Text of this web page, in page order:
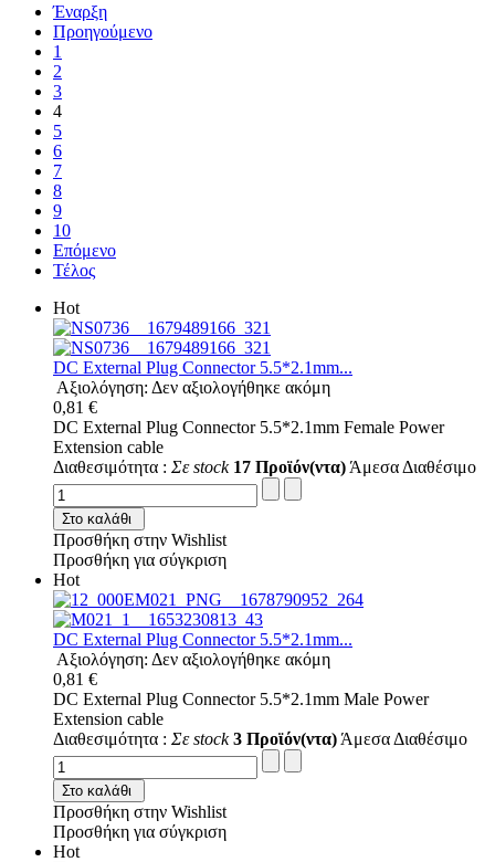
Έναρξη
Προηγούμενο
1
2
3
4
5
6
7
8
9
10
Επόμενο
Τέλος
Hot
DC External Plug Connector 5.5*2.1mm...
Αξιολόγηση: Δεν αξιολογήθηκε ακόμη
0,81 €
DC External Plug Connector 5.5*2.1mm Female Power
Extension cable
Διαθεσιμότητα : Σε stock 17 Προϊόν(ντα) Άμεσα Διαθέσιμο
Στο καλάθι
Προσθήκη στην Wishlist
Προσθήκη για σύγκριση
Hot
DC External Plug Connector 5.5*2.1mm...
Αξιολόγηση: Δεν αξιολογήθηκε ακόμη
0,81 €
DC External Plug Connector 5.5*2.1mm Male Power
Extension cable
Διαθεσιμότητα : Σε stock 3 Προϊόν(ντα) Άμεσα Διαθέσιμο
Στο καλάθι
Προσθήκη στην Wishlist
Προσθήκη για σύγκριση
Hot